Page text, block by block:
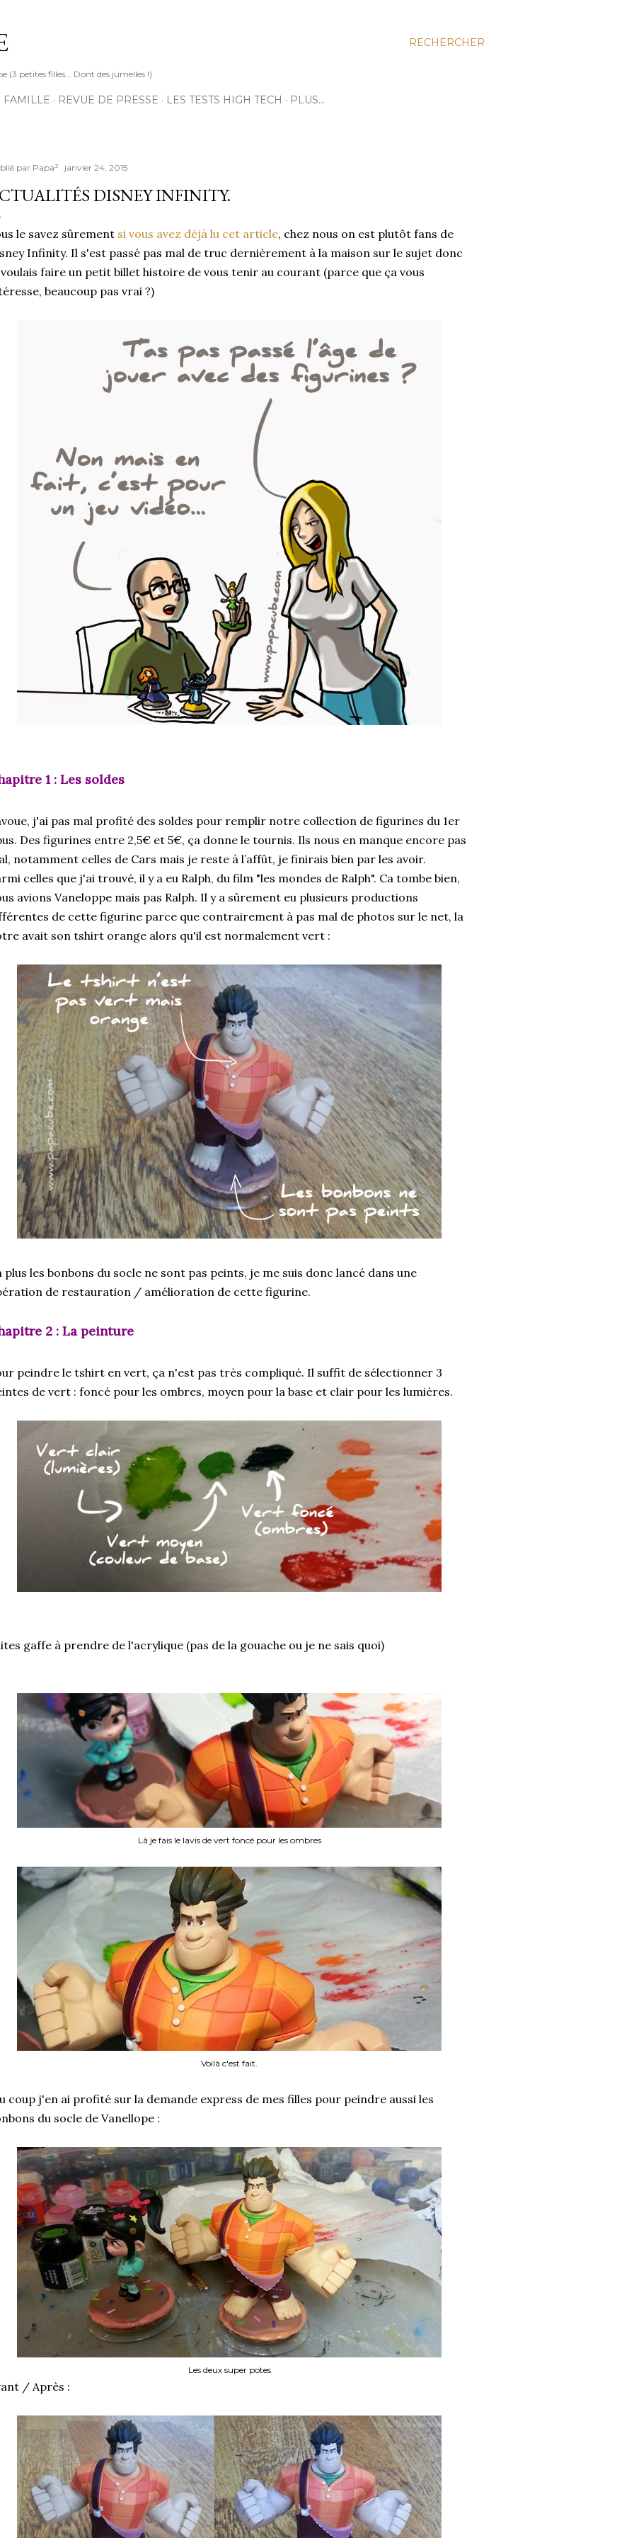
RECHERCHER
(3 petites filles... Dont des jumelles !)
FAMILLE REVUE DE PRESSE LES TESTS HIGH TECH PLUS…
par Papa³ janvier 24, 2015
DISNEY INFINITY.
le savez sûrement si vous avez déjà lu cet article, chez nous on est plutôt fans de
Infinity. Il s'est passé pas mal de truc dernièrement à la maison sur le sujet donc
faire un petit billet histoire de vous tenir au courant (parce que ça vous
beaucoup pas vrai ?)
1 : Les soldes
j'ai pas mal profité des soldes pour remplir notre collection de figurines du 1er
Des figurines entre 2,5€ et 5€, ça donne le tournis. Ils nous en manque encore pas
notamment celles de Cars mais je reste à l’affût, je finirais bien par les avoir.
celles que j'ai trouvé, il y a eu Ralph, du film "les mondes de Ralph". Ca tombe bien,
avions Vaneloppe mais pas Ralph. Il y a sûrement eu plusieurs productions
de cette figurine parce que contrairement à pas mal de photos sur le net, la
avait son tshirt orange alors qu'il est normalement vert :
plus les bonbons du socle ne sont pas peints, je me suis donc lancé dans une
de restauration / amélioration de cette figurine.
2 : La peinture
peindre le tshirt en vert, ça n'est pas très compliqué. Il suffit de sélectionner 3
de vert : foncé pour les ombres, moyen pour la base et clair pour les lumières.
gaffe à prendre de l'acrylique (pas de la gouache ou je ne sais quoi)
Là je fais le lavis de vert foncé pour les ombres
Voilà c'est fait.
coup j'en ai profité sur la demande express de mes filles pour peindre aussi les
du socle de Vanellope :
Les deux super potes
/ Après :